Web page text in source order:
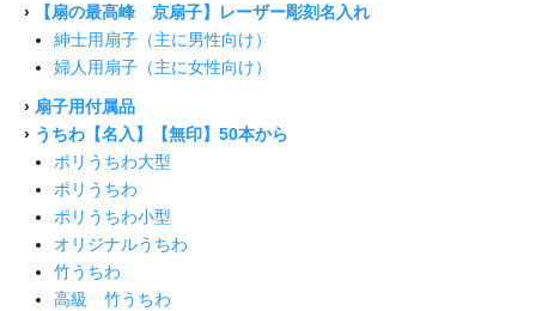
›
【扇の最高峰 京扇子】レーザー彫刻名入れ
紳士用扇子（主に男性向け）
婦人用扇子（主に女性向け）
› 扇子用付属品
› うちわ【名入】【無印】50本から
ポリうちわ大型
ポリうちわ
ポリうちわ小型
オリジナルうちわ
竹うちわ
高級 竹うちわ